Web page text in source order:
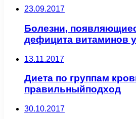
23.09.2017
Болезни,
дефицита витаминов
13.11.2017
Диета по группам
правильныйподход
30.10.2017